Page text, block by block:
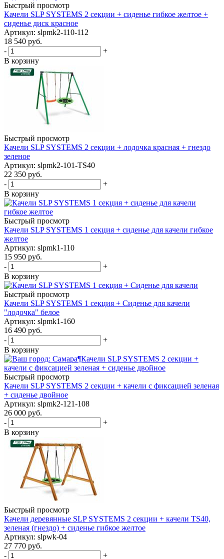
Быстрый просмотр
Качели SLP SYSTEMS 2 секции + сиденье гибкое желтое +
сиденье диск красное
Артикул: slpmk2-110-112
18 540 руб.
-
+
В корзину
Быстрый просмотр
Качели SLP SYSTEMS 2 секции + лодочка красная + гнездо
зеленое
Артикул: slpmk2-101-TS40
22 350 руб.
-
+
В корзину
Быстрый просмотр
Качели SLP SYSTEMS 1 секция + сиденье для качели гибкое
желтое
Артикул: slpmk1-110
15 950 руб.
-
+
В корзину
Быстрый просмотр
Качели SLP SYSTEMS 1 секция + Сиденье для качели
"лодочка" белое
Артикул: slpmk1-160
16 490 руб.
-
+
В корзину
Быстрый просмотр
Качели SLP SYSTEMS 2 секции + качели с фиксацией зеленая
+ сиденье двойное
Артикул: slpmk2-121-108
26 000 руб.
-
+
В корзину
Быстрый просмотр
Качели деревянные SLP SYSTEMS 2 секции + качели TS40,
зеленая (гнездо) + сиденье гибкое желтое
Артикул: slpwk-04
27 770 руб.
-
+